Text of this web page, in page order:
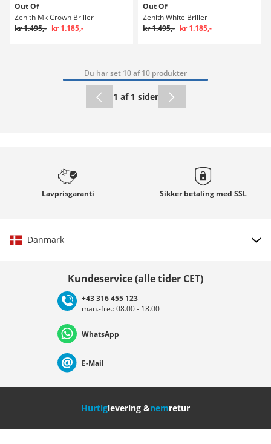
Out Of
Zenith Mk Crown Briller
kr 1.495,- kr 1.185,-
Out Of
Zenith White Briller
kr 1.495,- kr 1.185,-
Du har set 10 af 10 produkter
1 af 1 sider
Lavprisgaranti Sikker betaling med SSL
Danmark
Deutschland Österreich
Nederland Italia (Italiano) Italien (Deutsch)
Kundeservice (alle tider CET)
+43 316 455 123
man.-fre.: 08.00 - 18.00
WhatsApp
E-Mail
Hurtiglevering &nemretur